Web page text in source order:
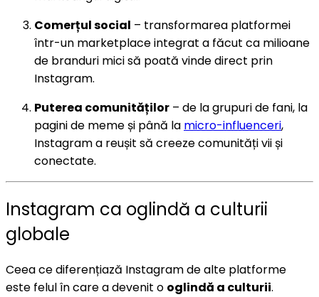
Comerțul social – transformarea platformei
într-un marketplace integrat a făcut ca milioane
de branduri mici să poată vinde direct prin
Instagram.
Puterea comunităților – de la grupuri de fani, la
pagini de meme și până la micro-influenceri,
Instagram a reușit să creeze comunități vii și
conectate.
Instagram ca oglindă a culturii
globale
Ceea ce diferențiază Instagram de alte platforme
este felul în care a devenit o oglindă a culturii.